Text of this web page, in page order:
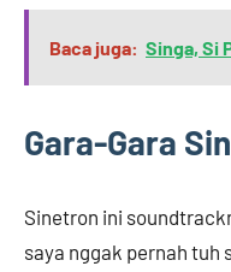
Baca juga: Singa, Si
Gara-Gara
Sinetron ini
saya nggak pernah tuh